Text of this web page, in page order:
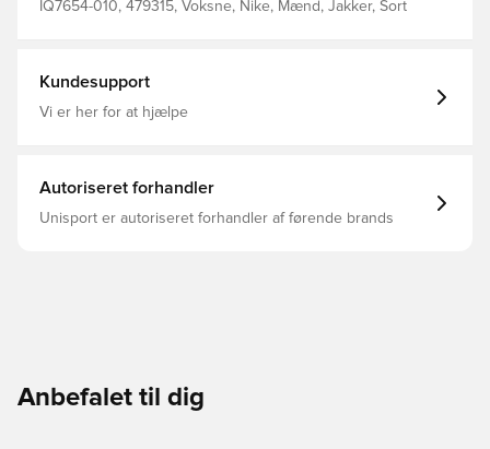
IQ7654-010, 479315, Voksne, Nike, Mænd, Jakker, Sort
Kundesupport
Vi er her for at hjælpe
Autoriseret forhandler
Unisport er autoriseret forhandler af førende brands
Anbefalet til dig